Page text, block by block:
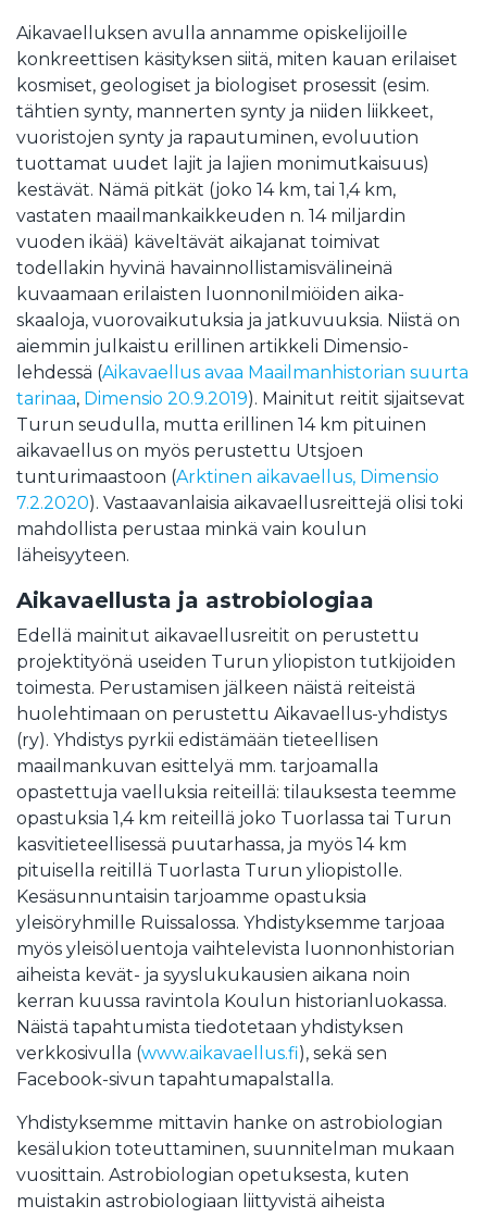
Aikavaelluksen avulla annamme opiskelijoille
konkreettisen käsityksen siitä, miten kauan erilaiset
kosmiset, geologiset ja biologiset prosessit (esim.
tähtien synty, mannerten synty ja niiden liikkeet,
vuoristojen synty ja rapautuminen, evoluution
tuottamat uudet lajit ja lajien monimutkaisuus)
kestävät. Nämä pitkät (joko 14 km, tai 1,4 km,
vastaten maailmankaikkeuden n. 14 miljardin
vuoden ikää) käveltävät aikajanat toimivat
todellakin hyvinä havainnollistamisvälineinä
kuvaamaan erilaisten luonnonilmiöiden aika-
skaaloja, vuorovaikutuksia ja jatkuvuuksia. Niistä on
aiemmin julkaistu erillinen artikkeli Dimensio-
lehdessä (Ai­ka­vael­lus avaa Maail­man­his­to­rian suur­ta
ta­ri­naa, Dimensio 20.9.2019). Mainitut reitit sijaitsevat
Turun seudulla, mutta erillinen 14 km pituinen
aikavaellus on myös perustettu Utsjoen
tunturimaastoon (Arktinen aikavaellus, Dimensio
7.2.2020). Vastaavanlaisia aikavaellusreittejä olisi toki
mahdollista perustaa minkä vain koulun
läheisyyteen.
Aikavaellusta ja astrobiologiaa
Edellä mainitut aikavaellusreitit on perustettu
projektityönä useiden Turun yliopiston tutkijoiden
toimesta. Perustamisen jälkeen näistä reiteistä
huolehtimaan on perustettu Aikavaellus-yhdistys
(ry). Yhdistys pyrkii edistämään tieteellisen
maailmankuvan esittelyä mm. tarjoamalla
opastettuja vaelluksia reiteillä: tilauksesta teemme
opastuksia 1,4 km reiteillä joko Tuorlassa tai Turun
kasvitieteellisessä puutarhassa, ja myös 14 km
pituisella reitillä Tuorlasta Turun yliopistolle.
Kesäsunnuntaisin tarjoamme opastuksia
yleisöryhmille Ruissalossa. Yhdistyksemme tarjoaa
myös yleisöluentoja vaihtelevista luonnonhistorian
aiheista kevät- ja syyslukukausien aikana noin
kerran kuussa ravintola Koulun historianluokassa.
Näistä tapahtumista tiedotetaan yhdistyksen
verkkosivulla (www.aikavaellus.fi), sekä sen
Facebook-sivun tapahtumapalstalla.
Yhdistyksemme mittavin hanke on astrobiologian
kesälukion toteuttaminen, suunnitelman mukaan
vuosittain. Astrobiologian opetuksesta, kuten
muistakin astrobiologiaan liittyvistä aiheista